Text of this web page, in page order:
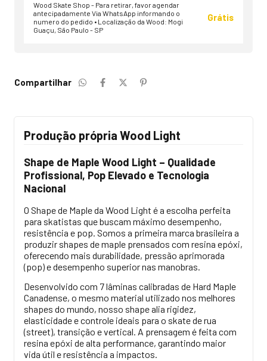
Wood Skate Shop - Para retirar, favor agendar
antecipadamente Via WhatsApp informando o
numero do pedido • Localização da Wood: Mogi
Guaçu, São Paulo - SP
Grátis
Compartilhar
Produção própria Wood Light
Shape de Maple Wood Light – Qualidade
Profissional, Pop Elevado e Tecnologia
Nacional
O Shape de Maple da Wood Light é a escolha perfeita
para skatistas que buscam máximo desempenho,
resistência e pop. Somos a primeira marca brasileira a
produzir shapes de maple prensados com resina epóxi,
oferecendo mais durabilidade, pressão aprimorada
(pop) e desempenho superior nas manobras.
Desenvolvido com 7 lâminas calibradas de Hard Maple
Canadense, o mesmo material utilizado nos melhores
shapes do mundo, nosso shape alia rigidez,
elasticidade e controle ideais para o skate de rua
(street), transição e vertical. A prensagem é feita com
resina epóxi de alta performance, garantindo maior
vida útil e resistência a impactos.